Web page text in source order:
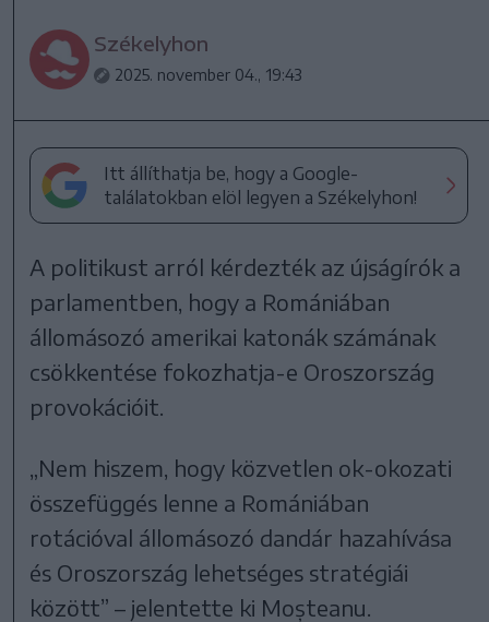
Székelyhon
2025. november 04., 19:43
Itt állíthatja be, hogy a Google-
találatokban elöl legyen a Székelyhon!
A politikust arról kérdezték az újságírók a
parlamentben, hogy a Romániában
állomásozó amerikai katonák számának
csökkentése fokozhatja-e Oroszország
provokációit.
„Nem hiszem, hogy közvetlen ok-okozati
összefüggés lenne a Romániában
rotációval állomásozó dandár hazahívása
és Oroszország lehetséges stratégiái
között” – jelentette ki Moșteanu.